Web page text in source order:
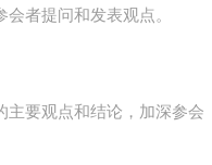
会者提问和发表观点。
主要观点和结论，加深参会